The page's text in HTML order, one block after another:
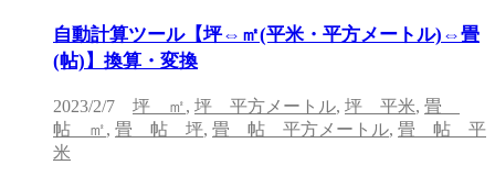
自動計算ツール【坪⇔㎡(平米・平方メートル)⇔畳
(帖)】換算・変換
2023/2/7 坪 ㎡, 坪 平方メートル, 坪 平米, 畳
帖 ㎡, 畳 帖 坪, 畳 帖 平方メートル, 畳 帖 平
米